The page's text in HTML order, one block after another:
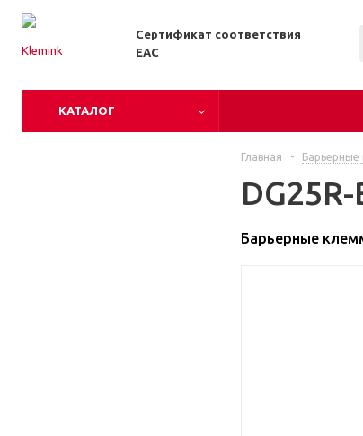
Сертификат соответствия
EAC
КАТАЛОГ
Главная - Барьерные
Барьерные